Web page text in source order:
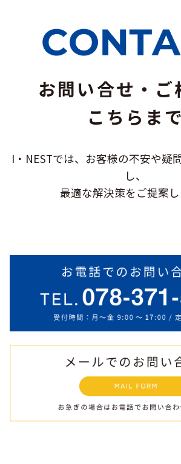
お問い合せ・ご
こちらまで
I・NESTでは、お客様の不安や疑
し、
最適な解決策をご提案し